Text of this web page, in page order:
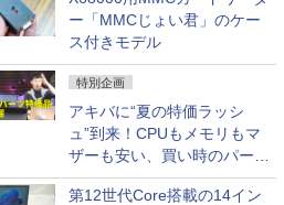
ー「MMCじょい君」のケー
ス付きモデル
特別企画
アキバに“夏の特価ラッシ
ュ”到来！CPUもメモリもマ
ザーも安い、買い時のパーツ
は？【8月7日(金)22時配信】
第12世代Core搭載の14イン